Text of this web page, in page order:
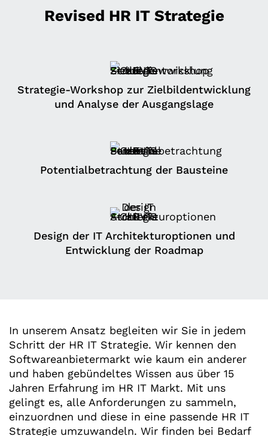
Revised HR IT Strategie
Strategie-Workshop zur Zielbildentwicklung
und Analyse der Ausgangslage
Potentialbetrachtung der Bausteine
Design der IT Architekturoptionen und
Entwicklung der Roadmap
In unserem Ansatz begleiten wir Sie in jedem
Schritt der HR IT Strategie. Wir kennen den
Softwareanbietermarkt wie kaum ein anderer
und haben gebündeltes Wissen aus über 15
Jahren Erfahrung im HR IT Markt. Mit uns
gelingt es, alle Anforderungen zu sammeln,
einzuordnen und diese in eine passende HR IT
Strategie umzuwandeln. Wir finden bei Bedarf